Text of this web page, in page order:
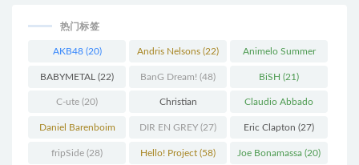
热门标签
AKB48(20) Andris Nelsons (22) Animelo Summer
Live (34)
BABYMETAL (22) BanG Dream! (48) BiSH (21)
C-ute (20) Christian
Thielemann(36)
Claudio Abbado
(25)
Daniel Barenboim
(37)
DIR EN GREY (27) Eric Clapton (27)
fripSide (28) Hello! Project (58) Joe Bonamassa (20)